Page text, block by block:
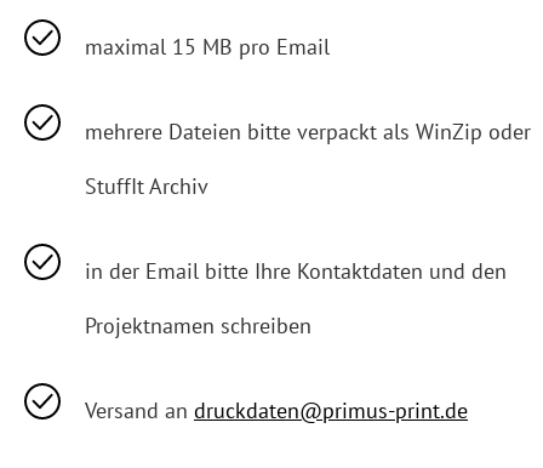
maximal 15 MB pro Email
mehrere Dateien bitte verpackt als WinZip oder
StuffIt Archiv
in der Email bitte Ihre Kontaktdaten und den
Projektnamen schreiben
Versand an druckdaten@primus-print.de